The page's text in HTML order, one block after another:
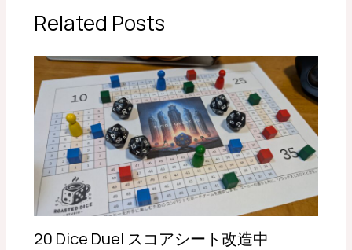
Related Posts
20 Dice Duel スコアシート改造中